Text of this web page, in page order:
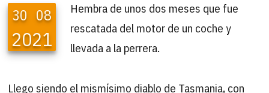
30 08
2021
Hembra de unos dos meses que fue
rescatada del motor de un coche y
llevada a la perrera.
Llego siendo el mismísimo diablo de Tasmania, con